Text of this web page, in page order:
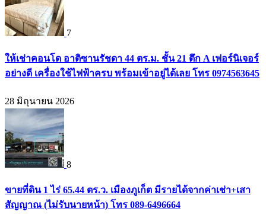
7
ให้เช่าคอนโด อาติซานรัชดา 44 ตร.ม. ชั้น 21 ตึก A เฟอร์นิเจอร์
อย่างดี เครื่องใช้ไฟฟ้าครบ พร้อมเข้าอยู่ได้เลย โทร 0974563645
28 มิถุนายน 2026
8
ขายที่ดิน 1 ไร่ 65.44 ตร.ว. เมืองภูเก็ต มีรายได้จากค่าเช่า+เสา
สัญญาณ (ไม่รับนายหน้า) โทร 089-6496664